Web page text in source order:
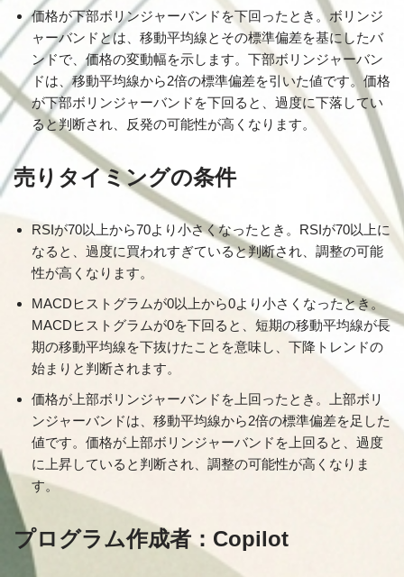
価格が下部ボリンジャーバンドを下回ったとき。ボリンジ
ャーバンドとは、移動平均線とその標準偏差を基にしたバ
ンドで、価格の変動幅を示します。下部ボリンジャーバン
ドは、移動平均線から2倍の標準偏差を引いた値です。価格
が下部ボリンジャーバンドを下回ると、過度に下落してい
ると判断され、反発の可能性が高くなります。
売りタイミングの条件
RSIが70以上から70より小さくなったとき。RSIが70以上に
なると、過度に買われすぎていると判断され、調整の可能
性が高くなります。
MACDヒストグラムが0以上から0より小さくなったとき。
MACDヒストグラムが0を下回ると、短期の移動平均線が長
期の移動平均線を下抜けたことを意味し、下降トレンドの
始まりと判断されます。
価格が上部ボリンジャーバンドを上回ったとき。上部ボリ
ンジャーバンドは、移動平均線から2倍の標準偏差を足した
値です。価格が上部ボリンジャーバンドを上回ると、過度
に上昇していると判断され、調整の可能性が高くなりま
す。
プログラム作成者：Copilot